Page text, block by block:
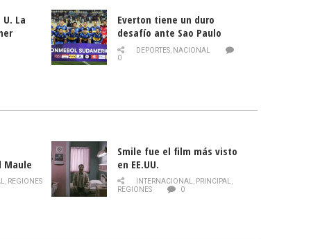
La
Everton tiene un duro
desafío ante Sao Paulo
DEPORTES, NACIONAL
0
Maule
de la
, REGIONES
Smile fue el film más visto
en EE.UU.
INTERNACIONAL, PRINCIPAL,
REGIONES
0